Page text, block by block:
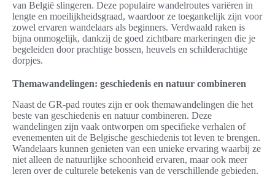
van België slingeren. Deze populaire wandelroutes variëren in
lengte en moeilijkheidsgraad, waardoor ze toegankelijk zijn voor
zowel ervaren wandelaars als beginners. Verdwaald raken is
bijna onmogelijk, dankzij de goed zichtbare markeringen die je
begeleiden door prachtige bossen, heuvels en schilderachtige
dorpjes.
Themawandelingen: geschiedenis en natuur combineren
Naast de GR-pad routes zijn er ook themawandelingen die het
beste van geschiedenis en natuur combineren. Deze
wandelingen zijn vaak ontworpen om specifieke verhalen of
evenementen uit de Belgische geschiedenis tot leven te brengen.
Wandelaars kunnen genieten van een unieke ervaring waarbij ze
niet alleen de natuurlijke schoonheid ervaren, maar ook meer
leren over de culturele betekenis van de verschillende gebieden.